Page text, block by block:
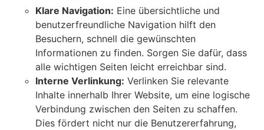
Klare Navigation: Eine übersichtliche und
benutzerfreundliche Navigation hilft den
Besuchern, schnell die gewünschten
Informationen zu finden. Sorgen Sie dafür, dass
alle wichtigen Seiten leicht erreichbar sind.
Interne Verlinkung: Verlinken Sie relevante
Inhalte innerhalb Ihrer Website, um eine logische
Verbindung zwischen den Seiten zu schaffen.
Dies fördert nicht nur die Benutzererfahrung,